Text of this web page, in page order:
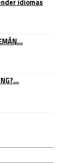
idiomas